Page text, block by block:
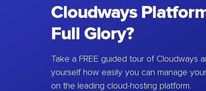
Cloudways
Full Glory?
Take a FREE guided tour of Cloudways
yourself how easily you can manage
on the leading cloud-hosting platform.